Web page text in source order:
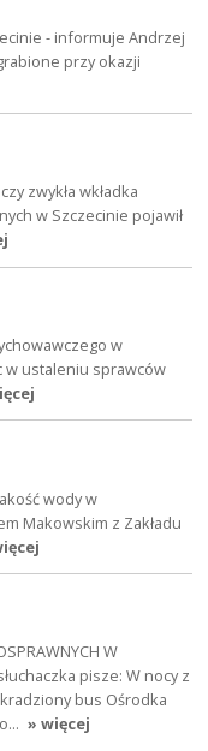
- informuje Andrzej
przy okazji
zwykła wkładka
w Szczecinie pojawił
w
w ustaleniu sprawców
wody w
Makowskim z Zakładu
W
pisze: W nocy z
bus Ośrodka
» więcej